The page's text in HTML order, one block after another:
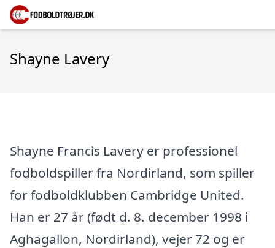
Shayne Lavery
Shayne Francis Lavery er professionel
fodboldspiller fra Nordirland, som spiller
for fodboldklubben Cambridge United.
Han er 27 år (født d. 8. december 1998 i
Aghagallon, Nordirland), vejer 72 og er